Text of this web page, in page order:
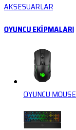
AKSESUARLAR
OYUNCU EKİPMALARI
OYUNCU MOUSE